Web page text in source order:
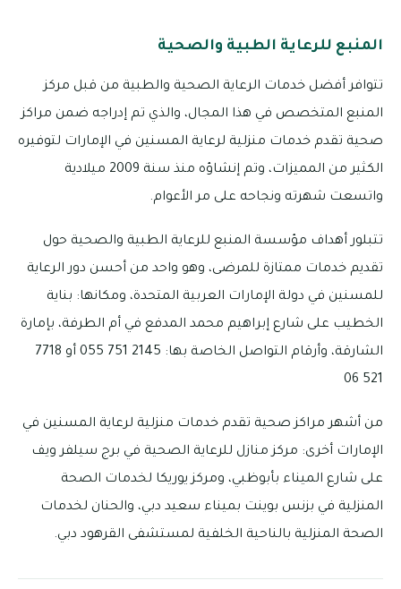
المنبع للرعاية الطبية والصحية
تتوافر أفضل خدمات الرعاية الصحية والطبية من قبل مركز
المنبع المتخصص في هذا المجال، والذي تم إدراجه ضمن مراكز
صحية تقدم خدمات منزلية لرعاية المسنين في الإمارات لتوفيره
الكثير من المميزات، وتم إنشاؤه منذ سنة 2009 ميلادية
واتسعت شهرته ونجاحه على مر الأعوام.
تتبلور أهداف مؤسسة المنبع للرعاية الطبية والصحية حول
تقديم خدمات ممتازة للمرضى، وهو واحد من أحسن دور الرعاية
للمسنين في دولة الإمارات العربية المتحدة، ومكانها: بناية
الخطيب على شارع إبراهيم محمد المدفع في أم الطرفة، بإمارة
الشارقة، وأرقام التواصل الخاصة بها: 2145 751 055 أو 7718
521 06
من أشهر مراكز صحية تقدم خدمات منزلية لرعاية المسنين في
الإمارات أخرى: مركز منازل للرعاية الصحية في برج سيلفر ويف
على شارع الميناء بأبوظبي، ومركز يوريكا لخدمات الصحة
المنزلية في بزنس بوينت بميناء سعيد دبي، والحنان لخدمات
الصحة المنزلية بالناحية الخلفية لمستشفى القرهود دبي.